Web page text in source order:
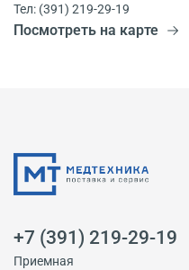
Тел: (391) 219-29-19
Посмотреть на карте
+7 (391) 219-29-19
Приемная